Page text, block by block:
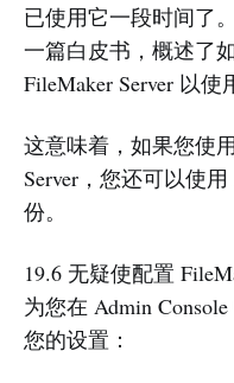
已使用它一段时间了
一篇白皮书，概述了
FileMaker Server 以使
这意味着，如果您使
Server，您还可以使
份。
19.6 无疑使配置
为您在 Admin
您的设置：